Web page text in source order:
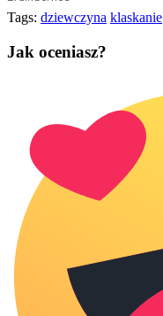
Tags: dziewczyna klaskanie
Jak oceniasz?